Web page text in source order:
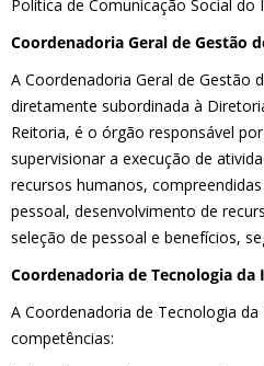
Política de Comunicação Social do
Coordenadoria Geral de Gestão
A Coordenadoria Geral de Gestão
diretamente subordinada à
Reitoria, é o órgão responsável
supervisionar a execução de
recursos humanos,
pessoal, desenvolvimento de
seleção de pessoal e benefícios,
Coordenadoria de Tecnologia da
A Coordenadoria de Tecnologia
competências: